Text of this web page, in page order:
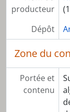
producteur
Dépôt
Zone du
Portée et
contenu